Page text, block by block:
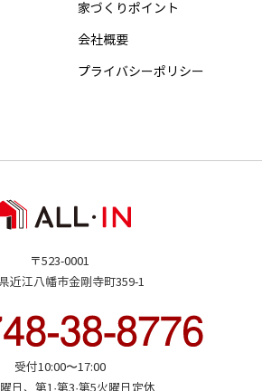
家づくりポイント
会社概要
プライバシーポリシー
〒523-0001
近江八幡市金剛寺町359-1
受付10:00〜17:00
日、第1·第3·第5火曜日定休